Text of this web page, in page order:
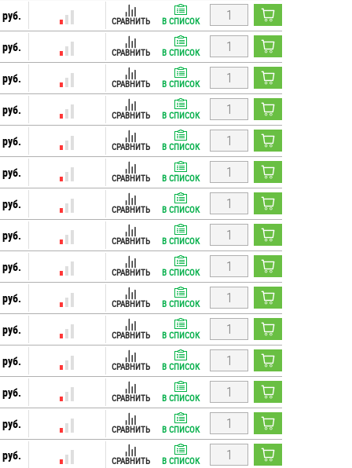
СРАВНИТЬ В СПИСОК
СРАВНИТЬ В СПИСОК
СРАВНИТЬ В СПИСОК
СРАВНИТЬ В СПИСОК
СРАВНИТЬ В СПИСОК
СРАВНИТЬ В СПИСОК
СРАВНИТЬ В СПИСОК
СРАВНИТЬ В СПИСОК
СРАВНИТЬ В СПИСОК
СРАВНИТЬ В СПИСОК
СРАВНИТЬ В СПИСОК
СРАВНИТЬ В СПИСОК
СРАВНИТЬ В СПИСОК
СРАВНИТЬ В СПИСОК
СРАВНИТЬ В СПИСОК